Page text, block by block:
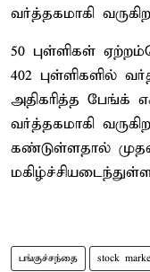
வர்த்தகமாகி
50 புள்ளிகள்
402 புள்ளிகளில்
அதிகரித்த பேங்க்
வர்த்தகமாகி
கண்டுள்ளதால்
பங்குச்சந்தை stock